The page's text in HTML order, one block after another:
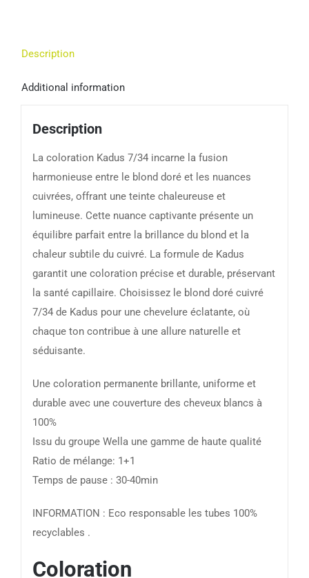
Description
Additional information
Description
La coloration Kadus 7/34 incarne la fusion
harmonieuse entre le blond doré et les nuances
cuivrées, offrant une teinte chaleureuse et
lumineuse. Cette nuance captivante présente un
équilibre parfait entre la brillance du blond et la
chaleur subtile du cuivré. La formule de Kadus
garantit une coloration précise et durable, préservant
la santé capillaire. Choisissez le blond doré cuivré
7/34 de Kadus pour une chevelure éclatante, où
chaque ton contribue à une allure naturelle et
séduisante.
Une coloration permanente brillante, uniforme et
durable avec une couverture des cheveux blancs à
100%
Issu du groupe Wella une gamme de haute qualité
Ratio de mélange: 1+1
Temps de pause : 30-40min
INFORMATION : Eco responsable les tubes 100%
recyclables .
Coloration